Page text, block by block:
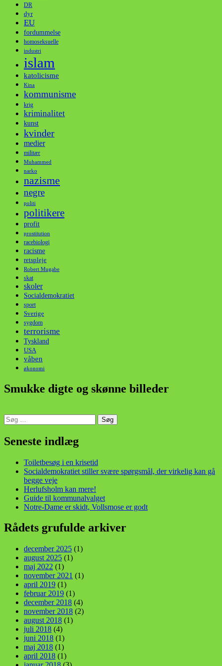
DR
dyr
EU
fordummelse
homoseksuelle
industri
islam
katolicisme
Kina
kommunisme
krig
kriminalitet
kunst
kvinder
medier
militær
Muhammed
narko
nazisme
negre
politi
politikere
profit
prostitution
racebiologi
racisme
retspleje
Robert Mugabe
skat
skoler
Socialdemokratiet
sport
Sverige
sygdom
terrorisme
Tyskland
USA
våben
økonomi
Smukke digte og skønne billeder
Søg
efter:
Seneste indlæg
Toiletbesøg i en krisetid
Socialdemokratiet stiller svære spørgsmål, der virkelig kan gå
begge veje
Herlufsholm kan mere!
Guide til kommunalvalget
Notre-Dame er skidt, Vollsmose er godt
Rådets grufulde arkiver
december 2025 (1)
august 2025 (1)
maj 2022 (1)
november 2021 (1)
april 2019 (1)
februar 2019 (1)
december 2018 (4)
november 2018 (2)
august 2018 (1)
juli 2018 (4)
juni 2018 (1)
maj 2018 (1)
april 2018 (1)